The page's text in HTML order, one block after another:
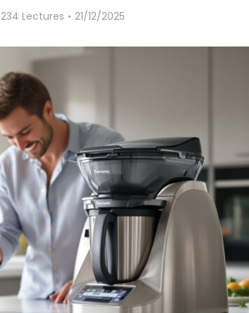
Lectures 21/12/2025